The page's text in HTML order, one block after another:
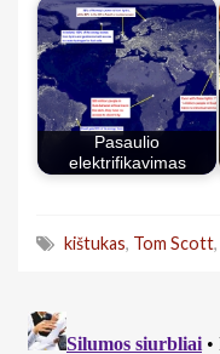
Pasaulio
elektrifikavimas
kištukas, Tom Scott,